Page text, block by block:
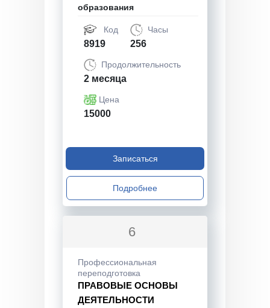
образования
Код
8919
Часы
256
Продолжительность
2 месяца
Цена
15000
Записаться
Подробнее
6
Профессиональная
переподготовка
ПРАВОВЫЕ ОСНОВЫ
ДЕЯТЕЛЬНОСТИ